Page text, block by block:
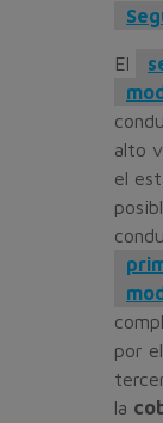
El
alto
el
por el
la